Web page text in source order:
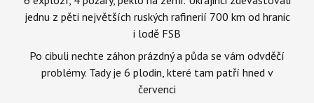
jednu z pěti největších ruských rafinerií 700 km od hranic
i lodě FSB
Po cibuli nechte záhon prázdný a půda se vám odvděčí
problémy. Tady je 6 plodin, které tam patří hned v
červenci